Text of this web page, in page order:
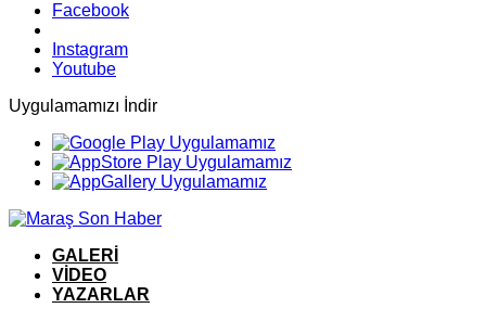
Facebook
Instagram
Youtube
Uygulamamızı İndir
GALERİ
VİDEO
YAZARLAR